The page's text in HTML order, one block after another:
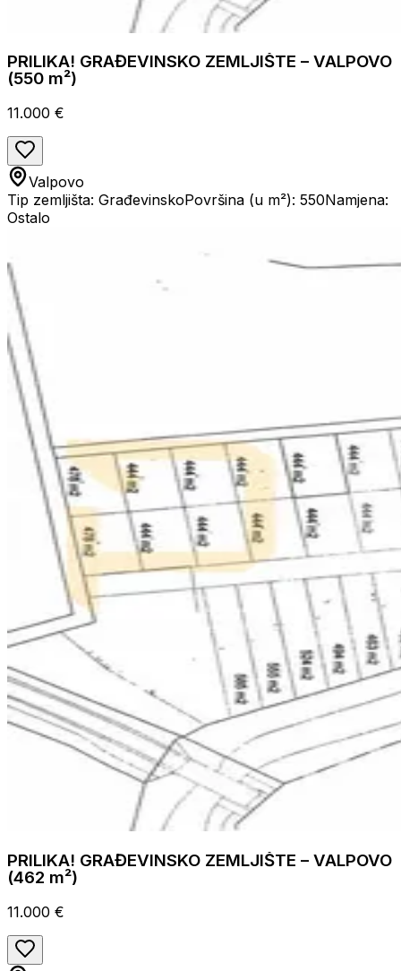
PRILIKA! GRAĐEVINSKO ZEMLJIŠTE – VALPOVO
(550 m²)
11.000 €
Valpovo
Tip zemljišta: GrađevinskoPovršina (u m²): 550Namjena:
Ostalo
PRILIKA! GRAĐEVINSKO ZEMLJIŠTE – VALPOVO
(462 m²)
11.000 €